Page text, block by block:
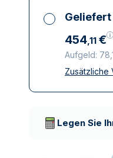
Geliefert
454,11 €
Aufgeld:
Alle
Zusätzliche
Legen Sie